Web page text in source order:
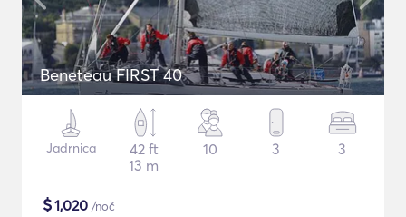
Beneteau FIRST 40
Jadrnica
42 ft
13 m
10 3 3
$1,020 /noč